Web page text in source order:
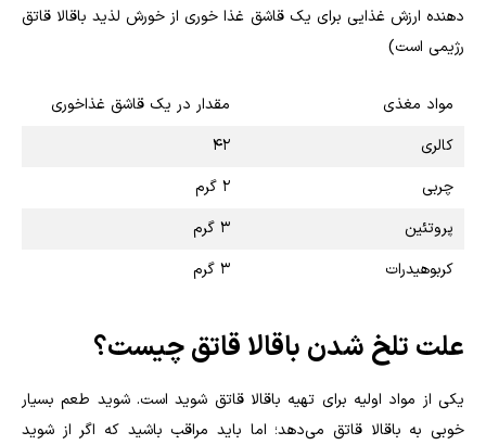
دهنده ارزش غذایی برای یک قاشق غذا خوری از خورش لذید باقالا قاتق
رژیمی است)
مواد مغذی
مقدار در یک قاشق غذاخوری
کالری
42
چربی
2 گرم
پروتئین
3 گرم
کربوهیدرات
3 گرم
علت تلخ شدن باقالا قاتق چیست؟
یکی از مواد اولیه برای تهیه باقالا قاتق شوید است. شوید طعم بسیار
خوبی به باقالا قاتق می‌دهد؛ اما باید مراقب باشید که اگر از شوید